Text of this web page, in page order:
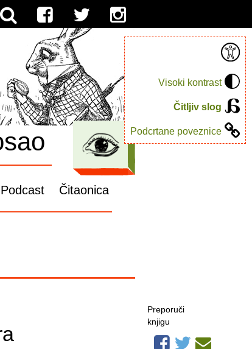
Visoki kontrast
Čitljiv slog
Podcrtane poveznice
Podcast Čitaonica
Preporuči
knjigu